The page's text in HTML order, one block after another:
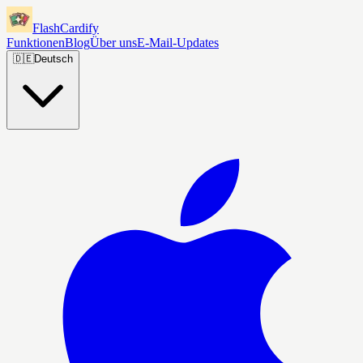
FlashCardify
FunktionenBlogÜber unsE-Mail-Updates
🇩🇪Deutsch